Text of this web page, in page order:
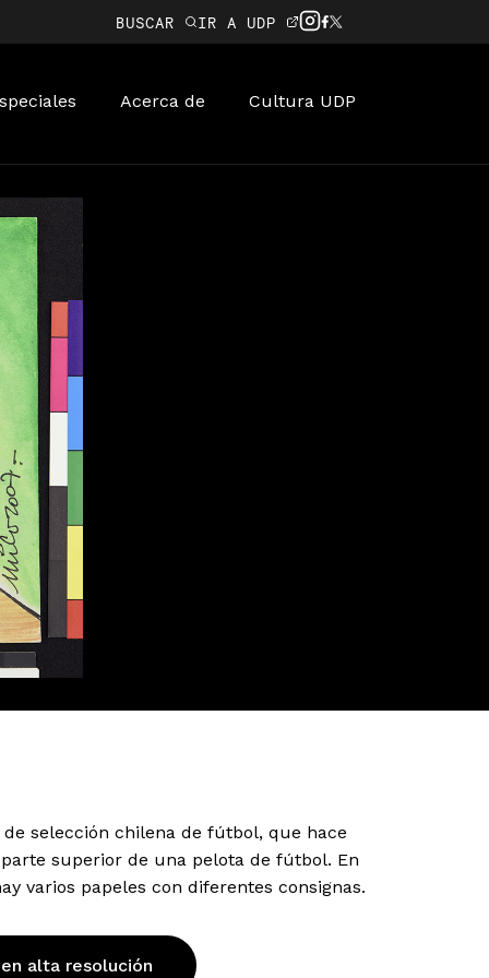
BUSCAR IR A UDP
Acerca de Cultura UDP
selección chilena de fútbol, que hace
superior de una pelota de fútbol. En
varios papeles con diferentes consignas.
alta resolución